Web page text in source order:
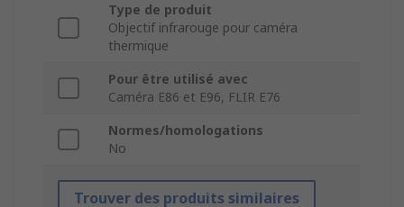
Type de produit
Objectif infrarouge pour caméra
thermique
Pour être utilisé avec
Caméra E86 et E96, FLIR E76
Normes/homologations
No
Trouver des produits similaires